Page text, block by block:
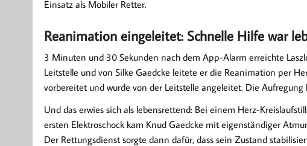
Einsatz als Mobiler Retter.
Reanimation eingeleitet: Schnelle Hilfe war
3 Minuten und 30 Sekunden nach dem App-Alarm erreichte
Leitstelle und von Silke Gaedcke leitete er die Reanimation per
vorbereitet und wurde von der Leitstelle angeleitet. Die Aufregung
Und das erwies sich als lebensrettend: Bei einem Herz-
ersten Elektroschock kam Knud Gaedcke mit eigenständiger
Der Rettungsdienst sorgte dann dafür, dass sein Zustand